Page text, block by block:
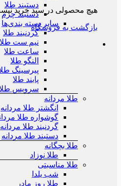
هیچ محصولی در سبد خرید
بازگشت به فروشگاه
دستبند طلا
دستبند چرم
سایر دسته بندی‌ها
گردنبند طلا
نیم ست طلا
ساعت طلا
النگو طلا
پیرسینگ
پابند طلا
سرویس
طلا مردانه
انگشتر طلا مردانه
گوشواره طلا
گردنبند طلا مردانه
دستبند طلا مردانه
طلا بچگانه
طلا نوزاد
طلا مناسبتی
شب یلدا
طلا روز مادر